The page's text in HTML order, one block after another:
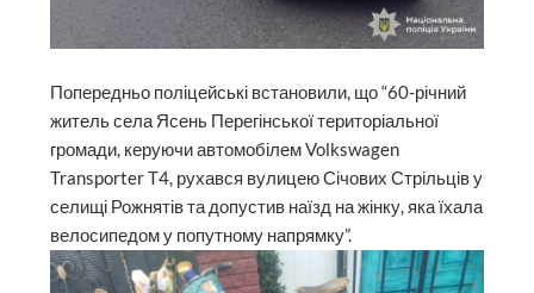
Попередньо поліцейські встановили, що “60-річний
житель села Ясень Перегінської територіальної
громади, керуючи автомобілем Volkswagen
Transporter T4, рухався вулицею Січових Стрільців у
селищі Рожнятів та допустив наїзд на жінку, яка їхала
велосипедом у попутному напрямку”.